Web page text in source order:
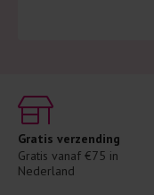
Gratis verzending
Gratis vanaf €75 in
Nederland